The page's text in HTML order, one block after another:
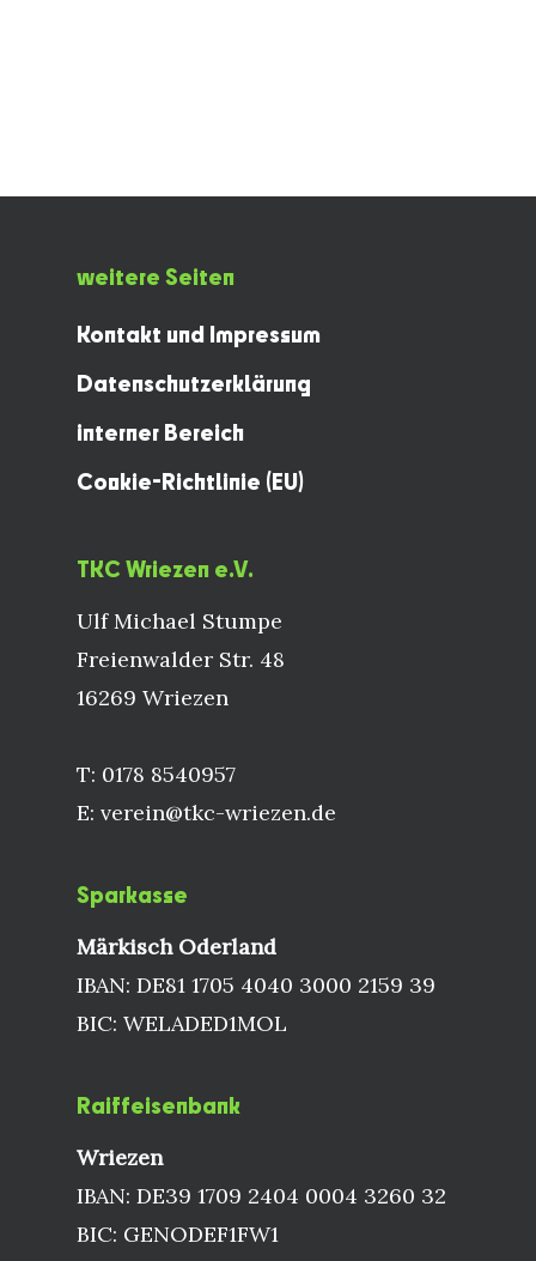
weitere Seiten
Kontakt und Impressum
Datenschutzerklärung
interner Bereich
Cookie-Richtlinie (EU)
TKC Wriezen e.V.
Ulf Michael Stumpe
Freienwalder Str. 48
16269 Wriezen
T: 0178 8540957
E: verein@tkc-wriezen.de
Sparkasse
Märkisch Oderland
IBAN: DE81 1705 4040 3000 2159 39
BIC: WELADED1MOL
Raiffeisenbank
Wriezen
IBAN: DE39 1709 2404 0004 3260 32
BIC: GENODEF1FW1